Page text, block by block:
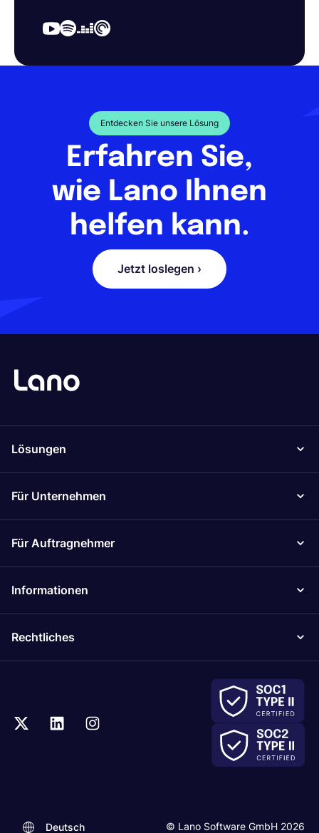
Entdecken Sie unsere Lösung
Erfahren Sie,
wie Lano Ihnen
helfen kann.
Jetzt loslegen ›
Lösungen
Für Unternehmen
Für Auftragnehmer
Informationen
Rechtliches
© Lano Software GmbH 2026
Deutsch